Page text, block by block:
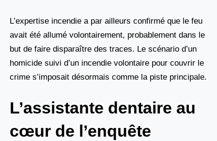
L’expertise incendie a par ailleurs confirmé que le feu
avait été allumé volontairement, probablement dans le
but de faire disparaître des traces. Le scénario d’un
homicide suivi d’un incendie volontaire pour couvrir le
crime s’imposait désormais comme la piste principale.
L’assistante dentaire au
cœur de l’enquête